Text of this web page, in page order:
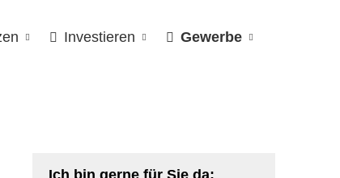
Investieren Gewerbe
Ich bin gerne für Sie da: